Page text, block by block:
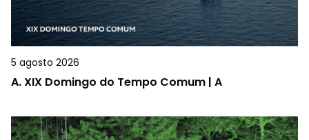
5 agosto 2026
A.XIX Domingo do Tempo Comum | A